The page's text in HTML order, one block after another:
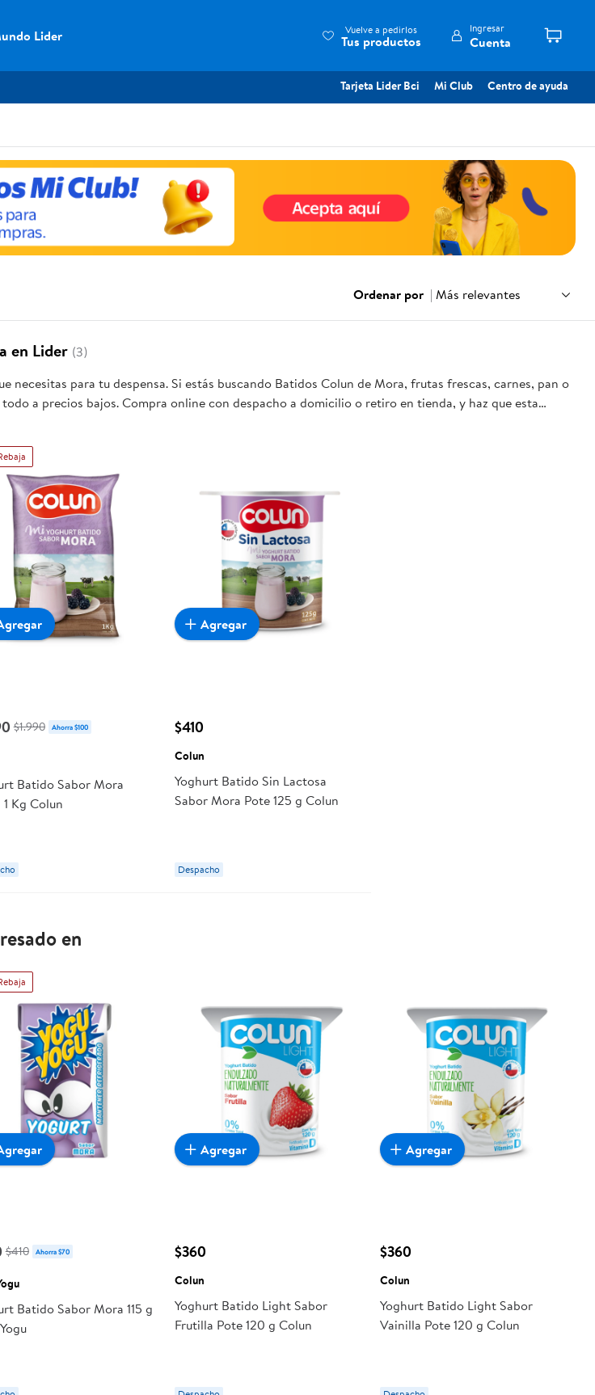
Lider Vuelve a pedirlos
Tus productos
Ingresar
Cuenta
Tarjeta Lider Bci Mi Club Centro de ayuda
Ordenar por | Más relevantes
en Lider (3)
necesitas para tu despensa. Si estás buscando Batidos Colun de Mora, frutas frescas, carnes, pan o
a precios bajos. Compra online con despacho a domicilio o retiro en tienda, y haz que esta
ti y tu familia.
$1.990 Ahorra $100
Batido Sabor Mora
1 Kg Colun
$410
Colun
Yoghurt Batido Sin Lactosa
Sabor Mora Pote 125 g Colun
Despacho
Agregar
en
$410 Ahorra $70
Batido Sabor Mora 115 g
$360
Colun
Yoghurt Batido Light Sabor
Frutilla Pote 120 g Colun
Agregar
$360
Colun
Yoghurt Batido Light Sabor
Vainilla Pote 120 g Colun
Agregar